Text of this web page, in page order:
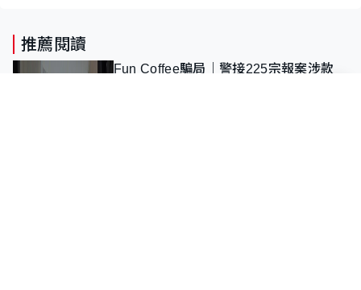
推薦閱讀
Fun Coffee騙局｜警接225宗報案涉款